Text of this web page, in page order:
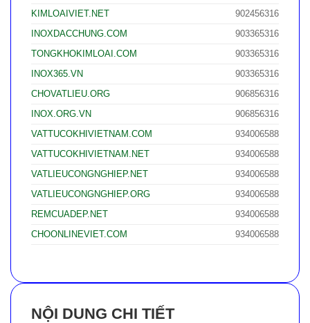
KIMLOAIVIET.NET
902456316
INOXDACCHUNG.COM
903365316
TONGKHOKIMLOAI.COM
903365316
INOX365.VN
903365316
CHOVATLIEU.ORG
906856316
INOX.ORG.VN
906856316
VATTUCOKHIVIETNAM.COM
934006588
VATTUCOKHIVIETNAM.NET
934006588
VATLIEUCONGNGHIEP.NET
934006588
VATLIEUCONGNGHIEP.ORG
934006588
REMCUADEP.NET
934006588
CHOONLINEVIET.COM
934006588
NỘI DUNG CHI TIẾT